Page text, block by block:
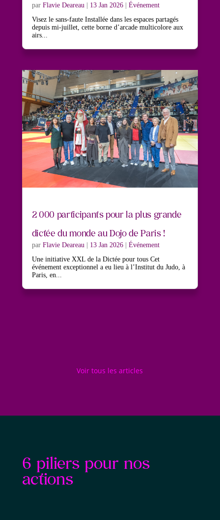
par Flavie Deareau| 13 Jan 2026| Événement
Visez le sans-faute Installée dans les espaces partagés
depuis mi-juillet, cette borne d’arcade multicolore aux
airs...
2 000 participants pour la plus grande
dictée du monde au Dojo de Paris !
par Flavie Deareau| 13 Jan 2026| Événement
Une initiative XXL de la Dictée pour tous Cet
événement exceptionnel a eu lieu à l’Institut du Judo, à
Paris, en...
Voir tous les articles
6 piliers pour nos
actions